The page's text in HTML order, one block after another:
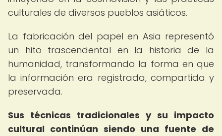
culturales de diversos pueblos asiáticos.
La fabricación del papel en Asia representó
un hito trascendental en la historia de la
humanidad, transformando la forma en que
la información era registrada, compartida y
preservada.
Sus técnicas tradicionales y su impacto
cultural continúan siendo una fuente de